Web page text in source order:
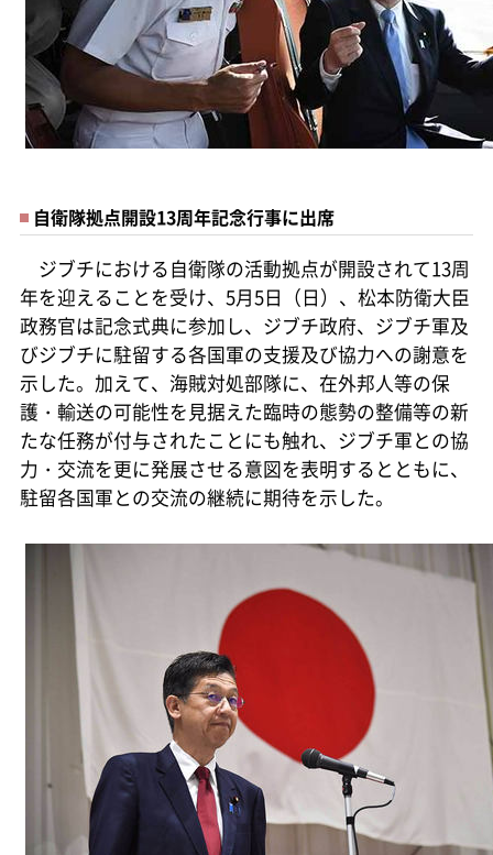
自衛隊拠点開設13周年記念行事に出席
ジブチにおける自衛隊の活動拠点が開設されて13周
年を迎えることを受け、5月5日（日）、松本防衛大臣
政務官は記念式典に参加し、ジブチ政府、ジブチ軍及
びジブチに駐留する各国軍の支援及び協力への謝意を
示した。加えて、海賊対処部隊に、在外邦人等の保
護・輸送の可能性を見据えた臨時の態勢の整備等の新
たな任務が付与されたことにも触れ、ジブチ軍との協
力・交流を更に発展させる意図を表明するとともに、
駐留各国軍との交流の継続に期待を示した。